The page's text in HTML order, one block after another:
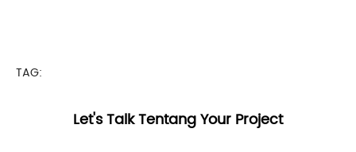
TAG:
Let's Talk Tentang Your Project